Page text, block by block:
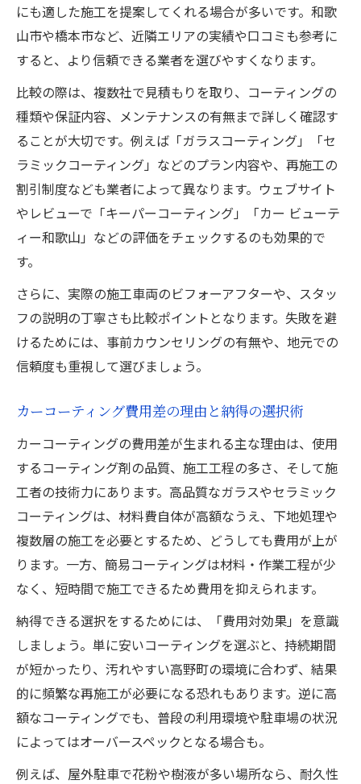
コーティングの耐久性で賢く費用を抑える
方法
カーコーティング費用を抑える維持管理の
コツ
ガラスコーティングの落とし穴と対策とは
カーコーティングで起こるガラス系の注意
点
ガラスコーティングのデメリットと対策方
法
洗車機NG？ガラス系カーコーティングの落
カーコーティング選びで見落としがちな点
ガラス系カーコーティングの耐久性比較
高野町で愛車を守るコーティングのポイント
方
カーコーティングで愛車を長持ちさせる秘
カーコーティング費用対効果の高い選択方
法
和歌山カーコーティング業者の特徴と選び
方
高野町で注目のカーコーティングおすすめ
情報
にも適した施工を提案してくれる場合が多いです。和歌
山市や橋本市など、近隣エリアの実績や口コミも参考に
すると、より信頼できる業者を選びやすくなります。
比較の際は、複数社で見積もりを取り、コーティングの
種類や保証内容、メンテナンスの有無まで詳しく確認す
ることが大切です。例えば「ガラスコーティング」「セ
ラミックコーティング」などのプラン内容や、再施工の
割引制度なども業者によって異なります。ウェブサイト
やレビューで「キーパーコーティング」「カー ビューテ
ィー和歌山」などの評価をチェックするのも効果的で
す。
さらに、実際の施工車両のビフォーアフターや、スタッ
フの説明の丁寧さも比較ポイントとなります。失敗を避
けるためには、事前カウンセリングの有無や、地元での
信頼度も重視して選びましょう。
カーコーティング費用差の理由と納得の選択術
カーコーティングの費用差が生まれる主な理由は、使用
するコーティング剤の品質、施工工程の多さ、そして施
工者の技術力にあります。高品質なガラスやセラミック
コーティングは、材料費自体が高額なうえ、下地処理や
複数層の施工を必要とするため、どうしても費用が上が
ります。一方、簡易コーティングは材料・作業工程が少
なく、短時間で施工できるため費用を抑えられます。
納得できる選択をするためには、「費用対効果」を意識
しましょう。単に安いコーティングを選ぶと、持続期間
が短かったり、汚れやすい高野町の環境に合わず、結果
的に頻繁な再施工が必要になる恐れもあります。逆に高
額なコーティングでも、普段の利用環境や駐車場の状況
によってはオーバースペックとなる場合も。
例えば、屋外駐車で花粉や樹液が多い場所なら、耐久性